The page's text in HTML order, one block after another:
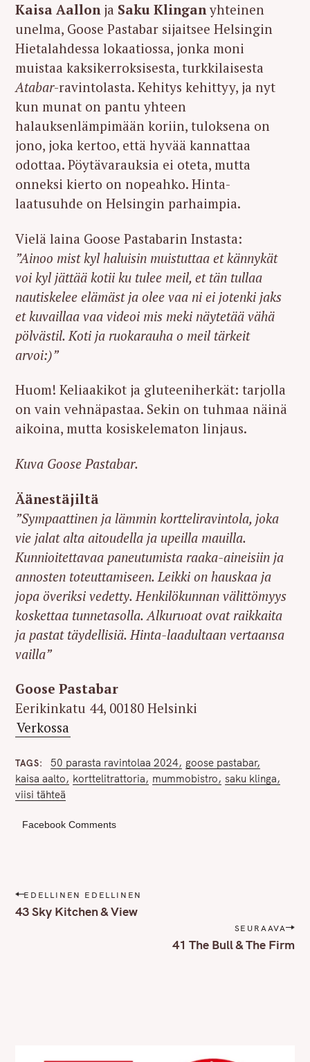
Kaisa Aallonja Saku Klinganyhteinen
unelma, Goose Pastabar sijaitsee Helsingin
Hietalahdessa lokaatiossa, jonka moni
muistaa kaksikerroksisesta, turkkilaisesta
Atabar-ravintolasta. Kehitys kehittyy, ja nyt
kun munat on pantu yhteen
halauksenlämpimään koriin, tuloksena on
jono, joka kertoo, että hyvää kannattaa
odottaa. Pöytävarauksia ei oteta, mutta
onneksi kierto on nopeahko. Hinta-
laatusuhde on Helsingin parhaimpia.
Vielä laina Goose Pastabarin Instasta:
”Ainoo mist kyl haluisin muistuttaa et kännykät
voi kyl jättää kotii ku tulee meil, et tän tullaa
nautiskelee elämäst ja olee vaa ni ei jotenki jaks
et kuvaillaa vaa videoi mis meki näytetää vähä
pölvästil. Koti ja ruokarauha o meil tärkeit
arvoi:)”
Huom! Keliaakikot ja gluteeniherkät: tarjolla
on vain vehnäpastaa. Sekin on tuhmaa näinä
aikoina, mutta kosiskelematon linjaus.
Kuva Goose Pastabar.
Äänestäjiltä
”Sympaattinen ja lämmin kortteliravintola, joka
vie jalat alta aitoudella ja upeilla mauilla.
Kunnioitettavaa paneutumista raaka-aineisiin ja
annosten toteuttamiseen. Leikki on hauskaa ja
jopa överiksi vedetty. Henkilökunnan välittömyys
koskettaa tunnetasolla. Alkuruoat ovat raikkaita
ja pastat täydellisiä. Hinta-laadultaan vertaansa
vailla”
Goose Pastabar
Eerikinkatu 44, 00180 Helsinki
Verkossa
TAGS 50 parasta ravintolaa 2024
goose pastabar
kaisa aalto
korttelitrattoria mummobistro saku klinga
viisi tähteä
Facebook Comments
P
o
EDELLINEN EDELLINEN
43 Sky Kitchen & View
SEURAAVA
41 The Bull & The Firm